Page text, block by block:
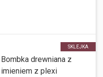
SKLEJKA
Bombka drewniana z
imieniem z plexi